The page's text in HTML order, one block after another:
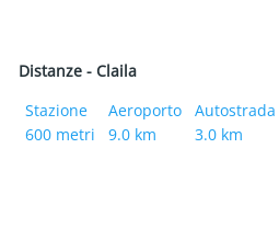
Distanze - Claila
Stazione
600 metri
Aeroporto
9.0 km
Autostrada
3.0 km